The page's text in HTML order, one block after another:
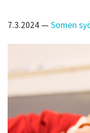
7.3.2024 — Somen